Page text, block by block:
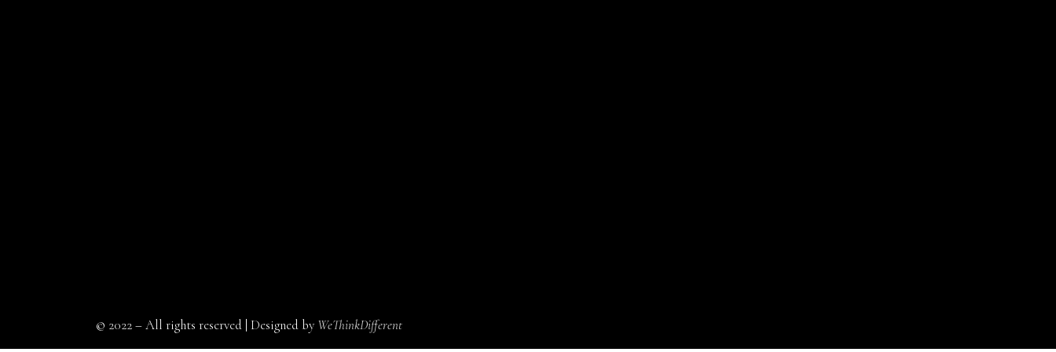
© 2022 – All rights reserved | Designed by WeThinkDifferent